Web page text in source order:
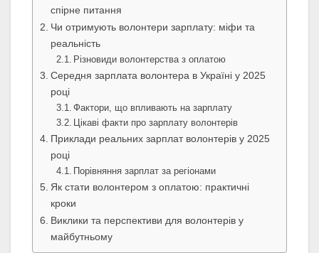
спірне питання
Чи отримують волонтери зарплату: міфи та
реальність
Різновиди волонтерства з оплатою
Середня зарплата волонтера в Україні у 2025
році
Фактори, що впливають на зарплату
Цікаві факти про зарплату волонтерів
Приклади реальних зарплат волонтерів у 2025
році
Порівняння зарплат за регіонами
Як стати волонтером з оплатою: практичні
кроки
Виклики та перспективи для волонтерів у
майбутньому